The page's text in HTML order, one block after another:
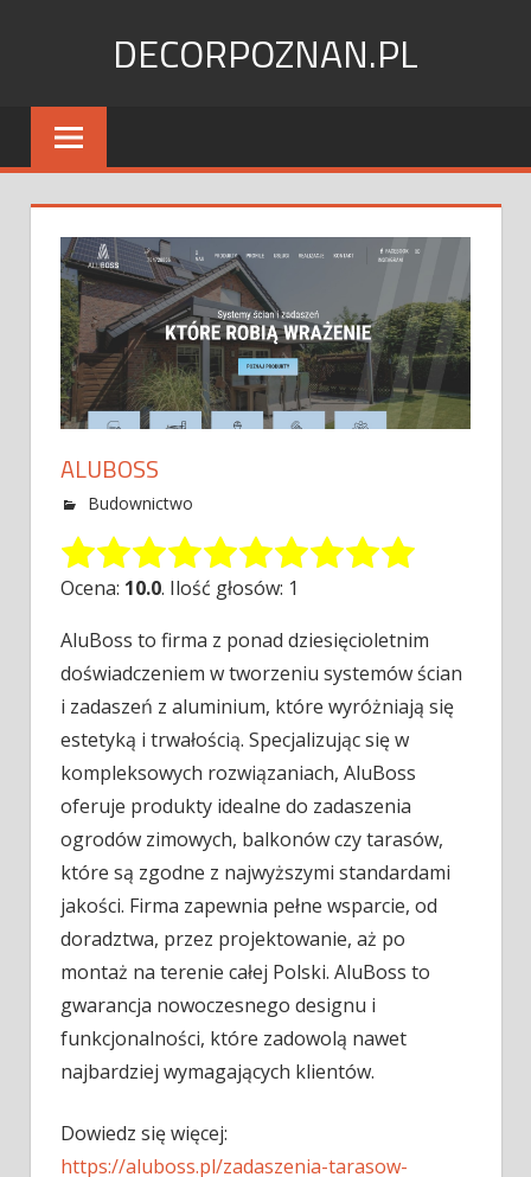
DECORPOZNAN.PL
ALUBOSS
Budownictwo
Ocena: 10.0. Ilość głosów: 1
AluBoss to firma z ponad dziesięcioletnim
doświadczeniem w tworzeniu systemów ścian
i zadaszeń z aluminium, które wyróżniają się
estetyką i trwałością. Specjalizując się w
kompleksowych rozwiązaniach, AluBoss
oferuje produkty idealne do zadaszenia
ogrodów zimowych, balkonów czy tarasów,
które są zgodne z najwyższymi standardami
jakości. Firma zapewnia pełne wsparcie, od
doradztwa, przez projektowanie, aż po
montaż na terenie całej Polski. AluBoss to
gwarancja nowoczesnego designu i
funkcjonalności, które zadowolą nawet
najbardziej wymagających klientów.
Dowiedz się więcej:
https://aluboss.pl/zadaszenia-tarasow-